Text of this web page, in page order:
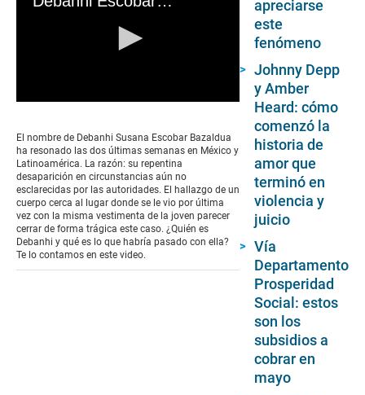
of
0
seconds
El nombre de Debanhi Susana Escobar Bazaldua
ha resonado las dos últimas semanas en México y
Latinoamérica. La razón: su repentina
desaparición en circunstancias aún no
esclarecidas por las autoridades. El hallazgo de un
cuerpo cerca al lugar donde se le vio por última
vez con la misma vestimenta de la joven parecer
cerrar de forma trágica este caso. ¿Quién es
Debanhi y qué es lo que habría pasado con ella?
Te lo contamos en este video.
apreciarse
este
fenómeno
Johnny Depp
y Amber
Heard: cómo
comenzó la
historia de
amor que
terminó en
violencia y
juicio
Vía
Departamento
Prosperidad
Social: estos
son los
subsidios a
cobrar en
mayo